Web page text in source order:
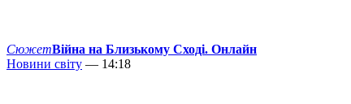
СюжетВійна на Близькому Сході. Онлайн
Новини світу — 14:18